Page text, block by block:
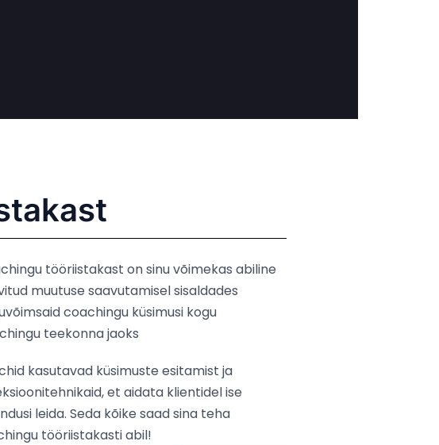
tööriistakast on sinu võimekas abiline
muutuse saavutamisel sisaldades
coachingu küsimusi kogu
teekonna jaoks
kasutavad küsimuste esitamist ja
et aidata klientidel ise
leida. Seda kõike saad sina teha
tööriistakasti abil!